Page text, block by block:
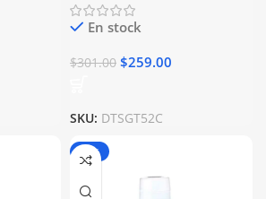
En stock
$301.00 $259.00
SKU: DTSGT52C
-16%